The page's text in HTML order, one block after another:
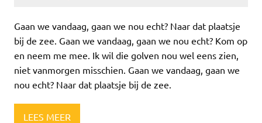
Gaan we vandaag, gaan we nou echt? Naar dat plaatsje
bij de zee. Gaan we vandaag, gaan we nou echt? Kom op
en neem me mee. Ik wil die golven nou wel eens zien,
niet vanmorgen misschien. Gaan we vandaag, gaan we
nou echt? Naar dat plaatsje bij de zee.
LEES MEER